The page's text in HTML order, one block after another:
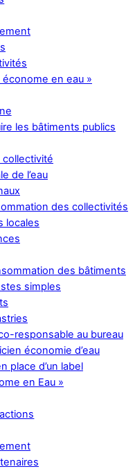
en eau »
les bâtiments publics
collectivité
de l’eau
des collectivités
locales
des bâtiments
simples
responsable au bureau
économie d’eau
place d’un label
en Eau »